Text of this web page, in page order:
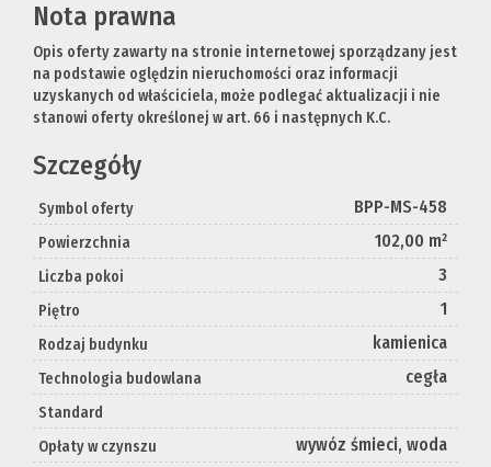
Nota prawna
Opis oferty zawarty na stronie internetowej sporządzany jest
na podstawie oględzin nieruchomości oraz informacji
uzyskanych od właściciela, może podlegać aktualizacji i nie
stanowi oferty określonej w art. 66 i następnych K.C.
Szczegóły
Symbol oferty BPP-MS-458
Powierzchnia 102,00 m²
Liczba pokoi 3
Piętro 1
Rodzaj budynku kamienica
Technologia budowlana cegła
Standard
Opłaty w czynszu
wywóz śmieci, woda